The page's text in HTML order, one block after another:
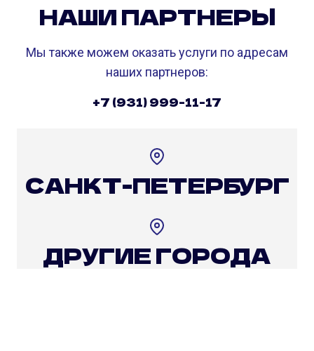
НАШИ ПАРТНЕРЫ
Мы также можем оказать услуги по адресам
наших партнеров:
+7 (931) 999-11-17
САНКТ-ПЕТЕРБУРГ
ДРУГИЕ ГОРОДА